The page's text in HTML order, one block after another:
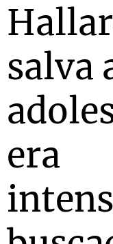
salva
era